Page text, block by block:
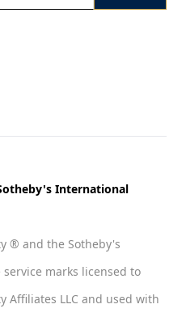
International
® and the Sotheby's
marks licensed to
Affiliates LLC and used with